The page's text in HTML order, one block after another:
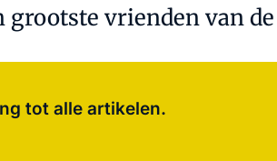
grootste vrienden van
tot alle artikelen.